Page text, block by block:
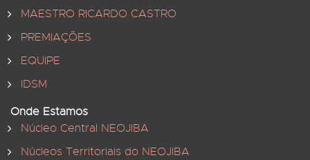
MAESTRO RICARDO CASTRO
PREMIAÇÕES
EQUIPE
IDSM
Onde Estamos
Núcleo Central NEOJIBA
Núcleos Territoriais do NEOJIBA